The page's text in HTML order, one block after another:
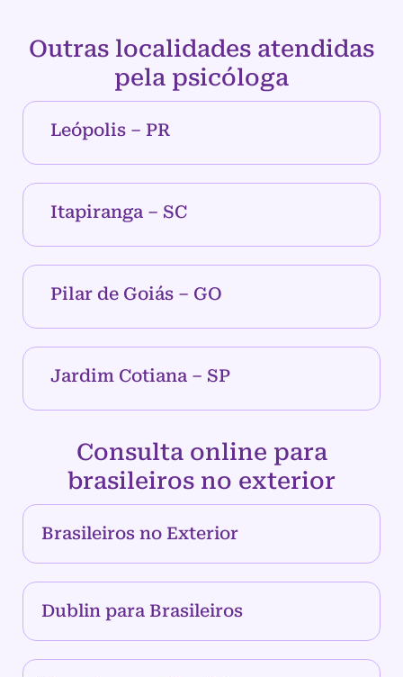
Outras localidades atendidas
pela psicóloga
Leópolis – PR
Itapiranga – SC
Pilar de Goiás – GO
Jardim Cotiana – SP
Consulta online para
brasileiros no exterior
Brasileiros no Exterior
Dublin para Brasileiros